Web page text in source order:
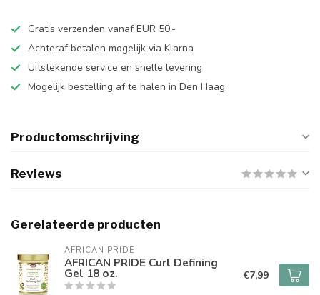
Gratis verzenden vanaf EUR 50,-
Achteraf betalen mogelijk via Klarna
Uitstekende service en snelle levering
Mogelijk bestelling af te halen in Den Haag
Productomschrijving
Reviews
Gerelateerde producten
AFRICAN PRIDE
AFRICAN PRIDE Curl Defining
Gel 18 oz. €7,99